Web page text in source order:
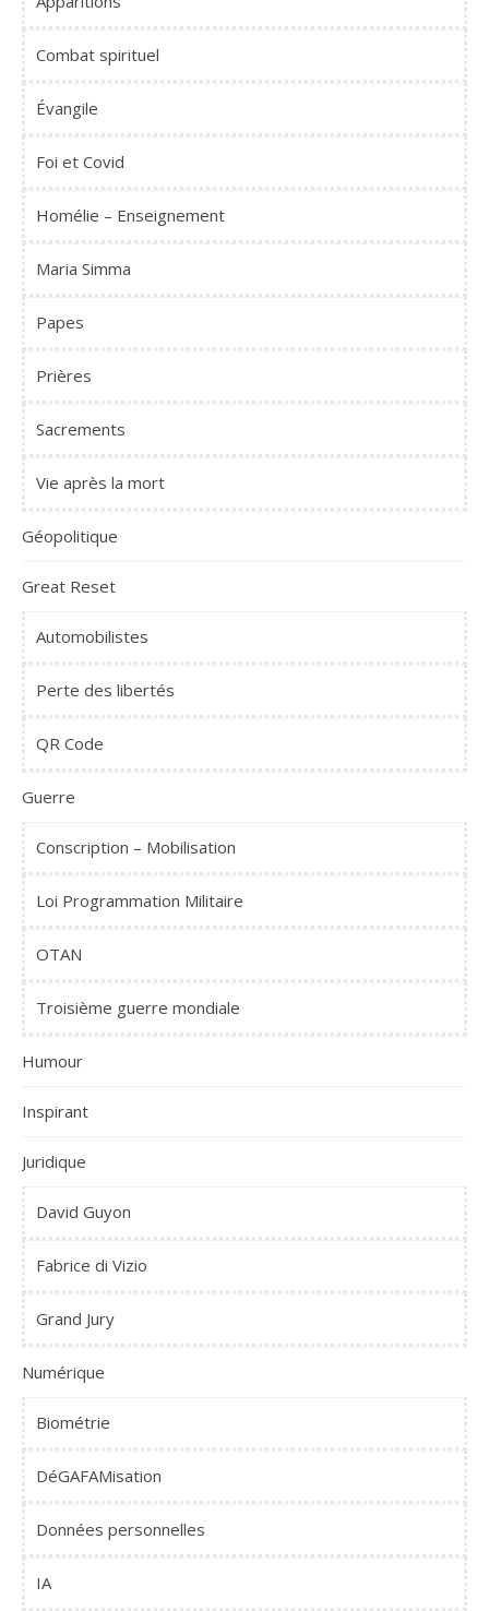
Combat spirituel
Évangile
Foi et Covid
Homélie – Enseignement
Maria Simma
Papes
Prières
Sacrements
Vie après la mort
Géopolitique
Great Reset
Automobilistes
Perte des libertés
QR Code
Guerre
Conscription – Mobilisation
Loi Programmation Militaire
OTAN
Troisième guerre mondiale
Humour
Inspirant
Juridique
David Guyon
Fabrice di Vizio
Grand Jury
Numérique
Biométrie
DéGAFAMisation
Données personnelles
IA